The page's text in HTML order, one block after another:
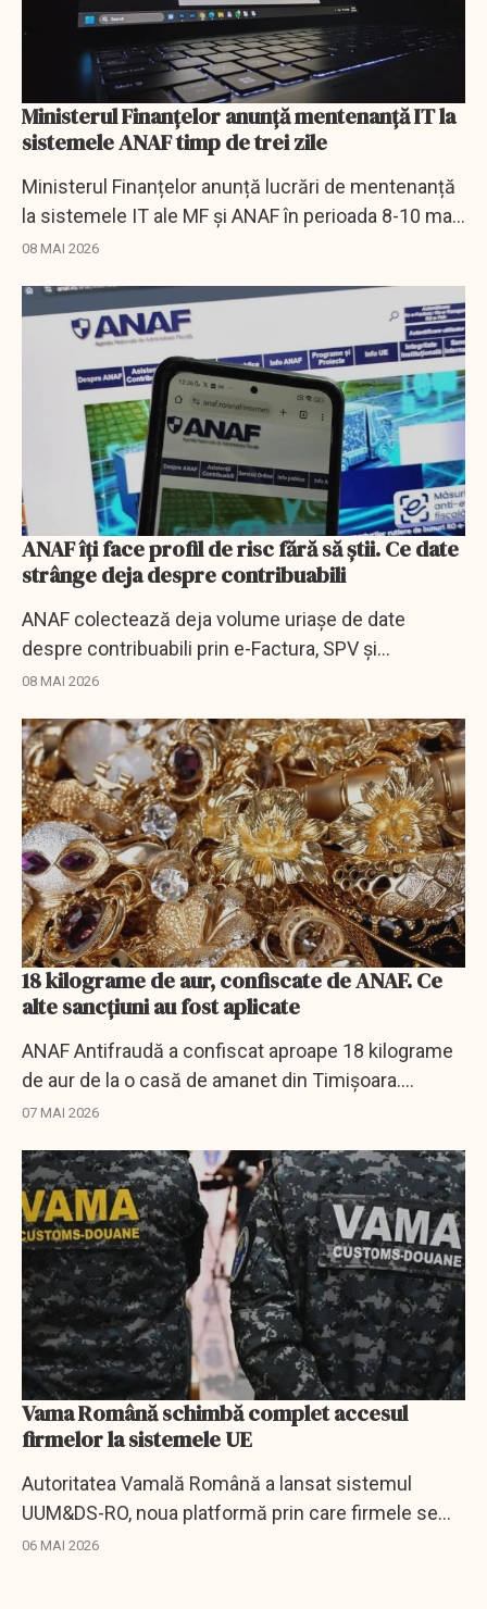
Ministerul Finanțelor anunță mentenanță IT la
sistemele ANAF timp de trei zile
Ministerul Finanțelor anunță lucrări de mentenanță
la sistemele IT ale MF și ANAF în perioada 8-10 mai
2026. Pot apărea întârzieri și disfuncționalități
08 MAI 2026
ANAF îți face profil de risc fără să știi. Ce date
strânge deja despre contribuabili
ANAF colectează deja volume uriașe de date
despre contribuabili prin e-Factura, SPV și
tranzacțiile bancare. Cum funcționează profilul de
08 MAI 2026
18 kilograme de aur, confiscate de ANAF. Ce
alte sancțiuni au fost aplicate
ANAF Antifraudă a confiscat aproape 18 kilograme
de aur de la o casă de amanet din Timișoara.
Valoarea bunurilor depășește 9 milioane de lei.
07 MAI 2026
Vama Română schimbă complet accesul
firmelor la sistemele UE
Autoritatea Vamală Română a lansat sistemul
UUM&DS-RO, noua platformă prin care firmele se
conectează la sistemele vamale centrale ale UE.
06 MAI 2026